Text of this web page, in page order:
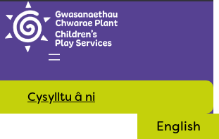
Cysylltu â ni
English